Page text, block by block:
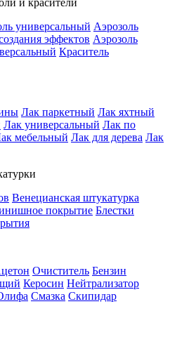
и красители
универсальный Аэрозоль
эффектов Аэрозоль
Краситель
Лак паркетный Лак яхтный
Лак универсальный Лак по
мебельный Лак для дерева Лак
Венецианская штукатурка
покрытие Блестки
Очиститель Бензин
Керосин Нейтрализатор
Смазка Скипидар